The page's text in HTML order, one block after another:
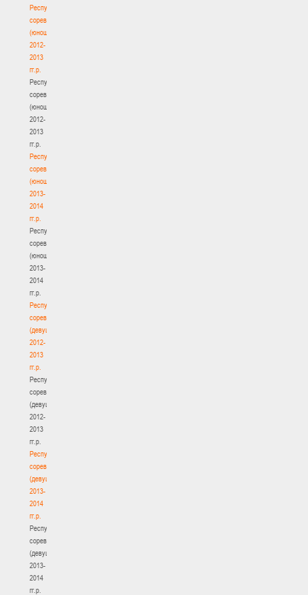
Республиканские
соревнования
(юноши)
2012-
2013
гг.р.
Республиканские
соревнования
(юноши)
2012-
2013
гг.р.
Республиканские
соревнования
(юноши)
2013-
2014
гг.р.
Республиканские
соревнования
(юноши)
2013-
2014
гг.р.
Республиканские
соревнования
(девушки)
2012-
2013
гг.р.
Республиканские
соревнования
(девушки)
2012-
2013
гг.р.
Республиканские
соревнования
(девушки)
2013-
2014
гг.р.
Республиканские
соревнования
(девушки)
2013-
2014
гг.р.